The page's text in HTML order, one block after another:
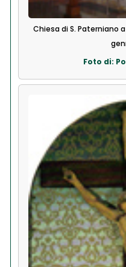
Chiesa di S. Paterniano
Foto di: